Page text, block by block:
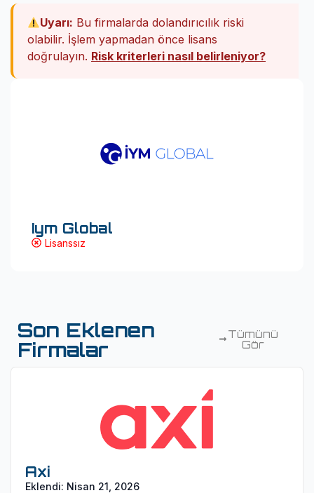
Uyarı: Bu firmalarda dolandırıcılık riski
olabilir. İşlem yapmadan önce lisans
doğrulayın. Risk kriterleri nasıl belirleniyor?
Iym Global
Lisanssız
Son Eklenen
Firmalar
Tümünü
Gör
Axi
Eklendi: Nisan 21, 2026